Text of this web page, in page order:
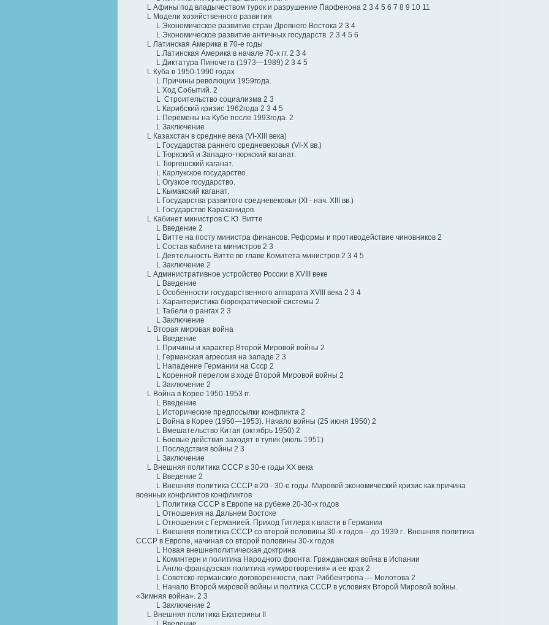
L Афины под владычеством турок и разрушение Парфенона 2 3 4 5 6 7 8 9 10 11
L Модели хозяйственного развития
L Экономическое развитие стран Древнего Востока 2 3 4
L Экономическое развитие античных государств. 2 3 4 5 6
L Латинская Америка в 70-е годы
L Латинская Америка в начале 70-х гг. 2 3 4
L Диктатура Пиночета (1973—1989) 2 3 4 5
L Куба в 1950-1990 годах
L Причины революции 1959года.
L Ход Событий. 2
L Строительство социализма 2 3
L Карибский кризис 1962года 2 3 4 5
L Перемены на Кубе после 1993года. 2
L Заключение
L Казахстан в средние века (VI-XIII века)
L Государства раннего средневековья (VI-X вв.)
L Тюркский и Западно-тюркский каганат.
L Тюргешский каганат.
L Карлукское государство.
L Огузкое государство.
L Кымакский каганат.
L Государства развитого средневековья (XI - нач. XIII вв.)
L Государство Караханидов.
L Кабинет министров С.Ю. Витте
L Введение 2
L Витте на посту министра финансов. Реформы и противодействие чиновников 2
L Состав кабинета министров 2 3
L Деятельность Витте во главе Комитета министров 2 3 4 5
L Заключение 2
L Административное устройство России в XVIII веке
L Введение
L Особенности государственного аппарата XVIII века 2 3 4
L Характеристика бюрократической системы 2
L Табели о рангах 2 3
L Заключение
L Вторая мировая война
L Введение
L Причины и характер Второй Мировой войны 2
L Германская агрессия на западе 2 3
L Нападение Германии на Ссср 2
L Коренной перелом в ходе Второй Мировой войны 2
L Заключение 2
L Война в Корее 1950-1953 гг.
L Введение
L Исторические предпосылки конфликта 2
L Война в Корее (1950—1953). Начало войны (25 июня 1950) 2
L Вмешательство Китая (октябрь 1950) 2
L Боевые действия заходят в тупик (июль 1951)
L Последствия войны 2 3
L Заключение
L Внешняя политика СССР в 30-е годы XX века
L Введение 2
L Внешняя политика CCCР в 20 - 30-е годы. Мировой экономический кризис как причина
военных конфликтов конфликтов
L Политика СССР в Европе на рубеже 20-30-х годов
L Отношения на Дальнем Востоке
L Отношения с Германией. Приход Гитлера к власти в Германии
L Внешняя политика СССР со второй половины 30-х годов – до 1939 г.. Внешняя политика
СССР в Европе, начиная со второй половины 30-х годов
L Новая внешнеполитическая доктрина
L Коминтерн и политика Народного фронта. Гражданская война в Испании
L Англо-французская политика «умиротворения» и ее крах 2
L Советско-германские договоренности, пакт Риббентропа — Молотова 2
L Начало Второй мировой войны и полтика СССР в условиях Второй Мировой войны.
«Зимняя война». 2 3
L Заключение 2
L Внешняя политика Екатерины II